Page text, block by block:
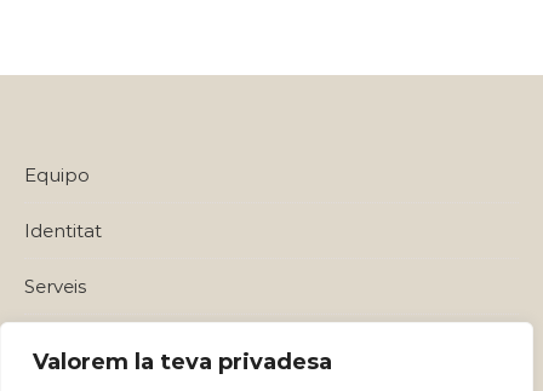
Valorem la teva privadesa
Equipo
Identitat
Serveis